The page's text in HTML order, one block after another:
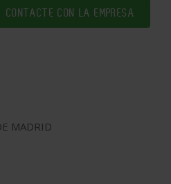
CONTACTE CON LA EMPRESA
MADRID